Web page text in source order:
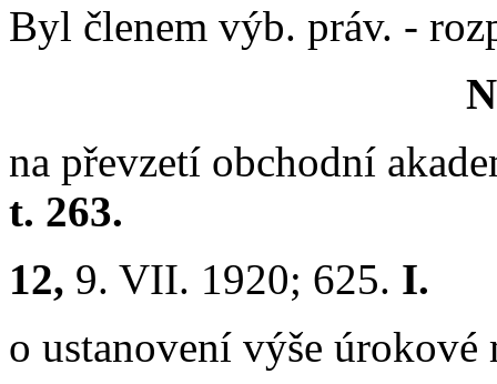
Byl členem výb. práv. -
na převzetí obchodní
t. 263.
12, 9. VII. 1920; 625. I.
o ustanovení výše